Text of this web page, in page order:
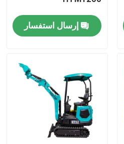
إرسال استفسار